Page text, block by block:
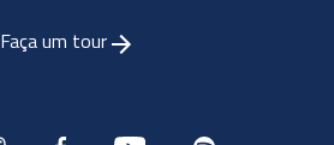
Faça um tour